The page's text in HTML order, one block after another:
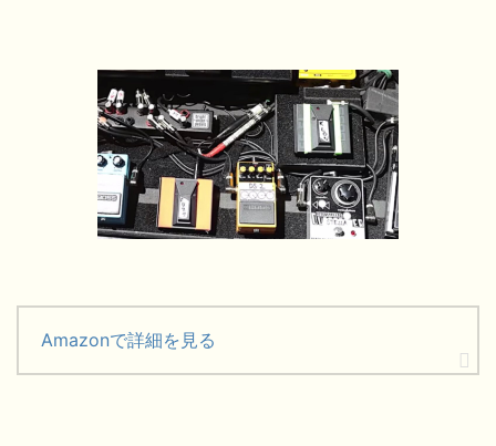
Amazonで詳細を見る